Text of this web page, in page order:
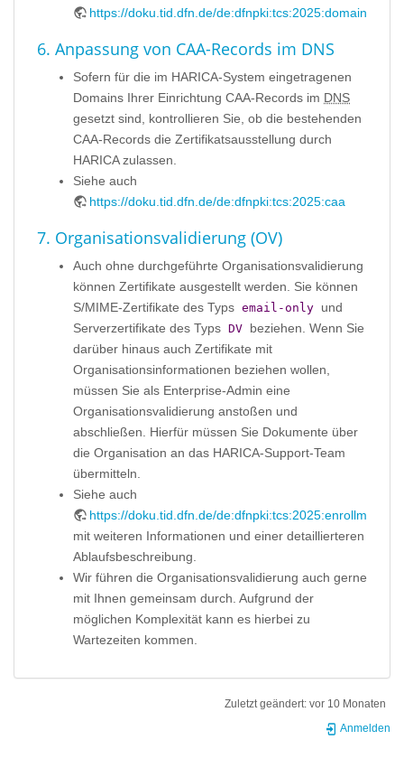
https://doku.tid.dfn.de/de:dfnpki:tcs:2025:domains
6. Anpassung von CAA-Records im DNS
Sofern für die im HARICA-System eingetragenen
Domains Ihrer Einrichtung CAA-Records im DNS
gesetzt sind, kontrollieren Sie, ob die bestehenden
CAA-Records die Zertifikatsausstellung durch
HARICA zulassen.
Siehe auch
https://doku.tid.dfn.de/de:dfnpki:tcs:2025:caa
7. Organisationsvalidierung (OV)
Auch ohne durchgeführte Organisationsvalidierung
können Zertifikate ausgestellt werden. Sie können
S/MIME-Zertifikate des Typs email-only und
Serverzertifikate des Typs DV beziehen. Wenn Sie
darüber hinaus auch Zertifikate mit
Organisationsinformationen beziehen wollen,
müssen Sie als Enterprise-Admin eine
Organisationsvalidierung anstoßen und
abschließen. Hierfür müssen Sie Dokumente über
die Organisation an das HARICA-Support-Team
übermitteln.
Siehe auch
https://doku.tid.dfn.de/
mit weiteren Informationen und einer detaillierteren
Ablaufsbeschreibung.
Wir führen die Organisationsvalidierung auch gerne
mit Ihnen gemeinsam durch. Aufgrund der
möglichen Komplexität kann es hierbei zu
Wartezeiten kommen.
Zuletzt geändert: vor 10 Monaten
Anmelden